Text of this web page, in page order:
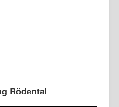
Rödental